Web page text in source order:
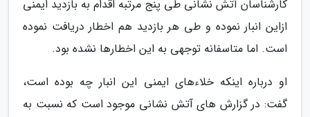
کارشناسان آتش نشانی طی پنج مرتبه اقدام به بازدید ایمنی
ازاین انبار نموده و طی هر بازدید هم اخطار دریافت نموده
است. اما متاسفانه توجهی به این اخطارها نشده بود.
او درباره اینکه خلاءهای ایمنی این انبار چه بوده است،
گفت: در گزارش های آتش نشانی موجود است که نسبت به